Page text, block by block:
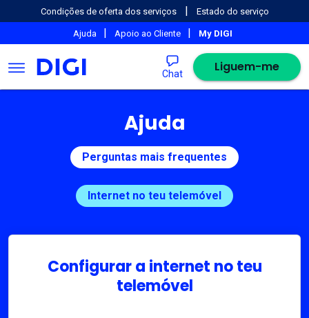
Condições de oferta dos serviços | Estado do serviço
Ajuda | Apoio ao Cliente | My DIGI
Chat Liguem-me
Ajuda
Perguntas mais frequentes
Internet no teu telemóvel
Configurar a internet no teu
telemóvel